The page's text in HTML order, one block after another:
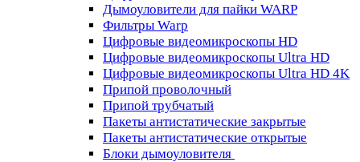
Дымоуловители для пайки WARP
Фильтры Warp
Цифровые видеомикроскопы HD
Цифровые видеомикроскопы Ultra HD
Цифровые видеомикроскопы Ultra HD 4K
Припой проволочный
Припой трубчатый
Пакеты антистатические закрытые
Пакеты антистатические открытые
Блоки дымоуловителя